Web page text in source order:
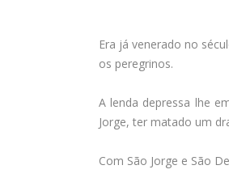
Era já venerado no
os peregrinos.
A lenda depressa lhe
Jorge, ter matado um
Com São Jorge e São